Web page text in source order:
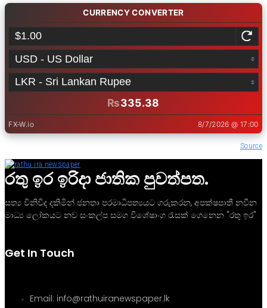
Source
රතු ඉර ඉරිදා ජාතික පුවත්පත.
සත්‍ය විනිවිද දකිමින් ජනතා පරමාධිපත්‍යයට ගරුකරන, අපක්ෂපාතී නවීන
මාධ්‍ය ලෝකයට නව සංකල්ප සමග විශේෂාංග රැසක් ගෙනෙන "රතු ඉර"
Get In Touch
Email: info@rathuiranewspaper.lk